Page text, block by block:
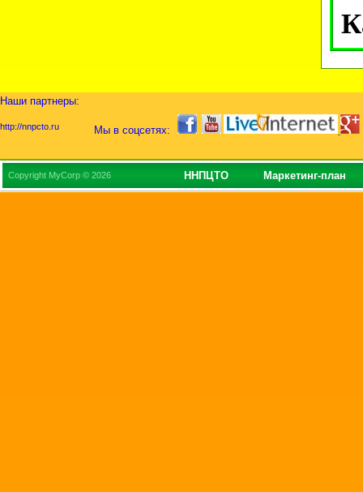
Наши партнеры:
Мы в соцсетях:
http://nnpcto.ru
Copyright MyCorp © 2026 ННПЦТО Маркетинг-план